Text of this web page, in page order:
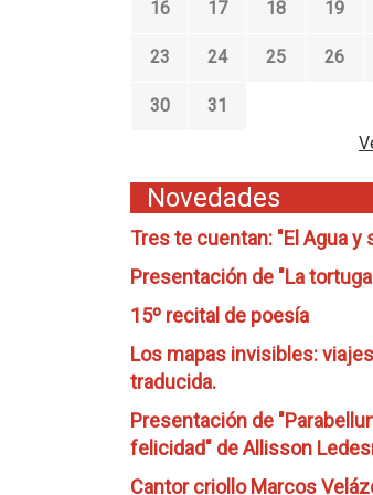
16 17 18 19
23 24 25 26
30
31
Novedades
Tres te cuentan: "El Agua y
Presentación de "La
15º recital de poesía
Los mapas invisibles:
traducida.
Presentación de
felicidad" de Allisson
Cantor criollo Marcos